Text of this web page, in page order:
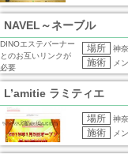
NAVEL～ネーブル
DINOエステバーナー
とのお互いリンクが
必要
場所 神
施術 メ
L’amitie ラミティエ
場所 神
施術 メ